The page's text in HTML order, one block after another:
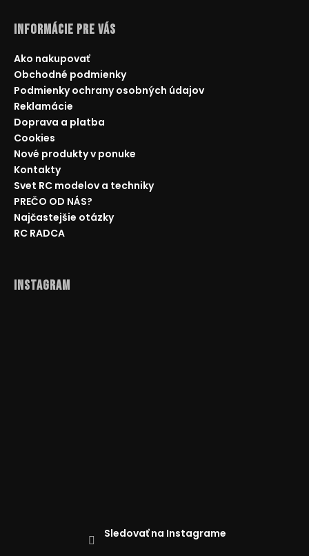
Informácie pre Vás
Ako nakupovať
Obchodné podmienky
Podmienky ochrany osobných údajov
Reklamácie
Doprava a platba
Cookies
Nové produkty v ponuke
Kontakty
Svet RC modelov a techniky
PREČO OD NÁS?
Najčastejšie otázky
RC RADCA
Instagram
Sledovať na Instagrame